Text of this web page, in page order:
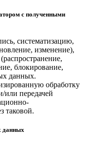
с полученными
систематизацию,
изменение),
блокирование,
данных.
обработку
или передачей
таковой.
данных